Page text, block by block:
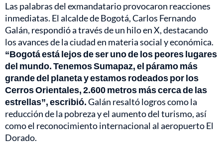
Las palabras del exmandatario provocaron reacciones
inmediatas. El alcalde de Bogotá, Carlos Fernando
Galán, respondió a través de un hilo en X, destacando
los avances de la ciudad en materia social y económica.
“Bogotá está lejos de ser uno de los peores lugares
del mundo. Tenemos Sumapaz, el páramo más
grande del planeta y estamos rodeados por los
Cerros Orientales, 2.600 metros más cerca de las
estrellas”, escribió.Galán resaltó logros como la
reducción de la pobreza y el aumento del turismo, así
como el reconocimiento internacional al aeropuerto El
Dorado.